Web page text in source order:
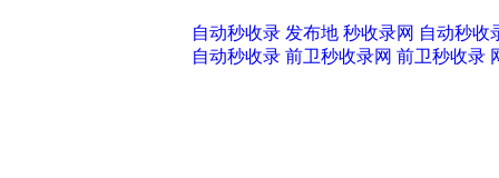
自动秒收录 发布地 秒收录网 自动秒收
自动秒收录 前卫秒收录网 前卫秒收录